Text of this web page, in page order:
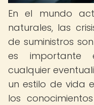
En el mundo
naturales, las
de suministros
es importante
cualquier
un estilo de vida
los